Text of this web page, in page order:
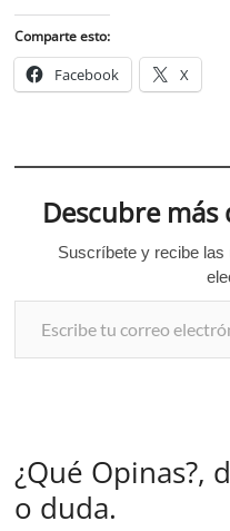
Comparte esto:
Facebook X
Descubre más
Suscríbete y recibe
Escribe tu correo electrónico…
¿Qué Opinas?,
o duda.